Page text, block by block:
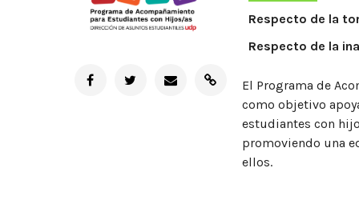
Respecto de la
Respecto de la
El Programa de
como objetivo
estudiantes con
promoviendo una
ellos.